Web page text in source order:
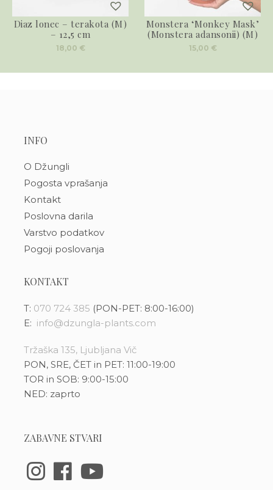
Diaz lonec – terakota (M)
– 12,5 cm
18,00 €
Monstera ‘Monkey Mask’
(Monstera adansonii) (M)
15,00 €
INFO
O Džungli
Pogosta vprašanja
Kontakt
Poslovna darila
Varstvo podatkov
Pogoji poslovanja
KONTAKT
T: 070 724 385 (PON-PET: 8:00-16:00)
E: info@dzungla-plants.com
Tržaška 135, Ljubljana Vič
PON, SRE, ČET in PET: 11:00-19:00
TOR in SOB: 9:00-15:00
NED: zaprto
ZABAVNE STVARI